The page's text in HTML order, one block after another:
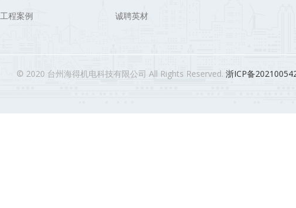
工程案例
诚聘英材
© 2020 台州海得机电科技有限公司 All Rights Reserved. 浙ICP备